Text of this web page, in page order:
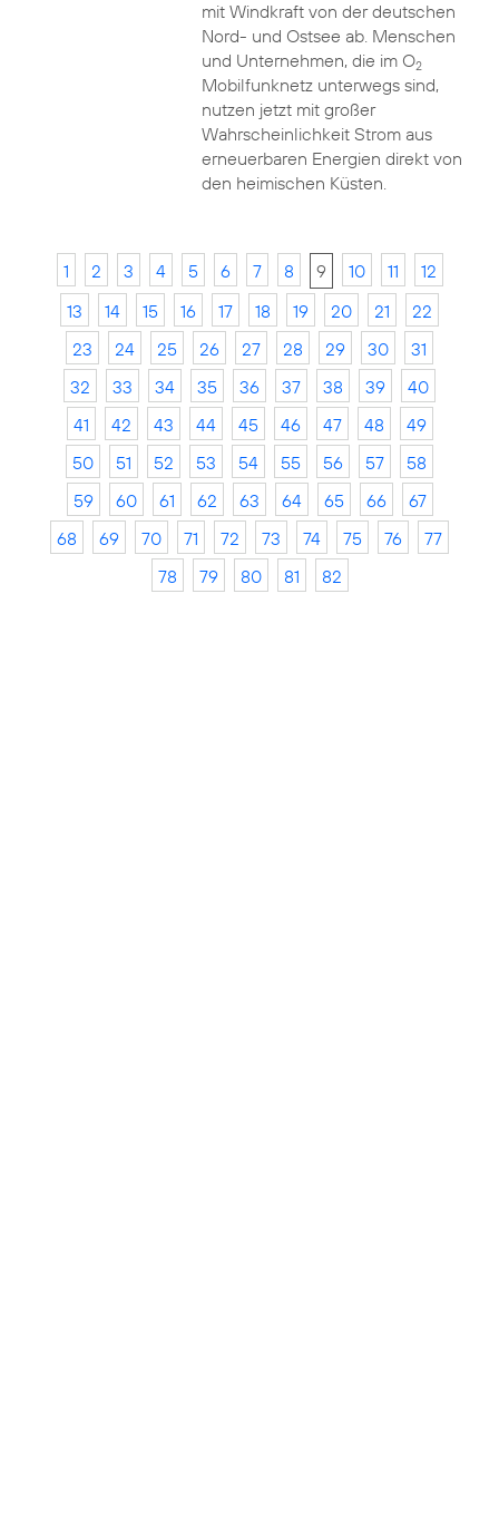
mit Windkraft von der deutschen
Nord- und Ostsee ab. Menschen
und Unternehmen, die im O2
Mobilfunknetz unterwegs sind,
nutzen jetzt mit großer
Wahrscheinlichkeit Strom aus
erneuerbaren Energien direkt von
den heimischen Küsten.
1 2 3 4 5 6 7 8 9 10 11
12
13
14 15 16 17 18 19 20 21
22
23
24 25 26 27 28 29 30
31
32
33 34 35 36 37 38 39
40
41
42 43 44 45 46 47 48
49
50
51 52 53 54 55 56 57
58
59
60 61 62 63 64 65 66
67
68
69 70 71 72 73 74 75 76
77
78
79 80 81 82